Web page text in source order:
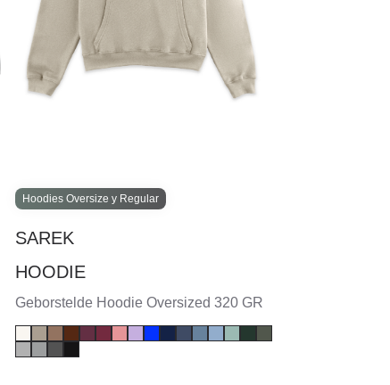
Hoodies Oversize y Regular
SAREK
HOODIE
Geborstelde Hoodie Oversized 320 GR